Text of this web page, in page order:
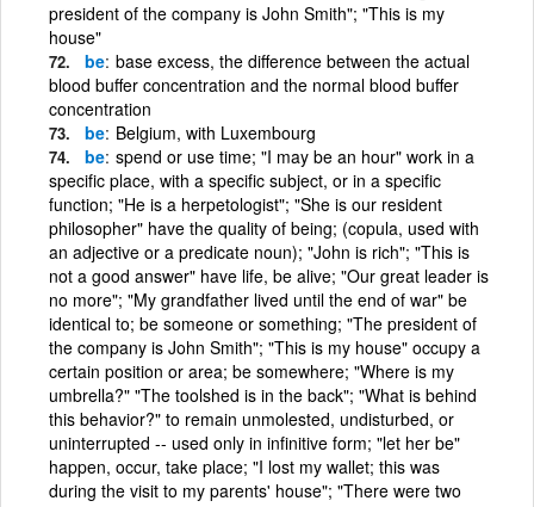
president of the company is John Smith"; "This is my
house"
be base excess, the difference between the actual
blood buffer concentration and the normal blood buffer
concentration
be Belgium, with Luxembourg
be spend or use time; "I may be an hour" work in a
specific place, with a specific subject, or in a specific
function; "He is a herpetologist"; "She is our resident
philosopher" have the quality of being; (copula, used with
an adjective or a predicate noun); "John is rich"; "This is
not a good answer" have life, be alive; "Our great leader is
no more"; "My grandfather lived until the end of war" be
identical to; be someone or something; "The president of
the company is John Smith"; "This is my house" occupy a
certain position or area; be somewhere; "Where is my
umbrella?" "The toolshed is in the back"; "What is behind
this behavior?" to remain unmolested, undisturbed, or
uninterrupted -- used only in infinitive form; "let her be"
happen, occur, take place; "I lost my wallet; this was
during the visit to my parents' house"; "There were two